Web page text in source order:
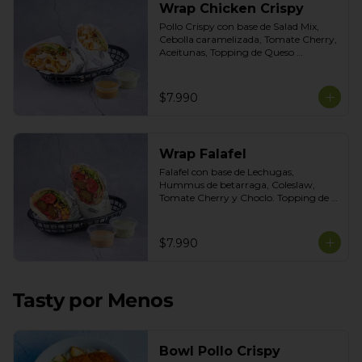
Wrap Chicken Crispy
Pollo Crispy con base de Salad Mix,
Cebolla caramelizada, Tomate Cherry,
Aceitunas, Topping de Queso
$7.990
Wrap Falafel
Falafel con base de Lechugas,
Hummus de betarraga, Coleslaw,
Tomate Cherry y Choclo. Topping de
$7.990
Tasty por Menos
Bowl Pollo Crispy